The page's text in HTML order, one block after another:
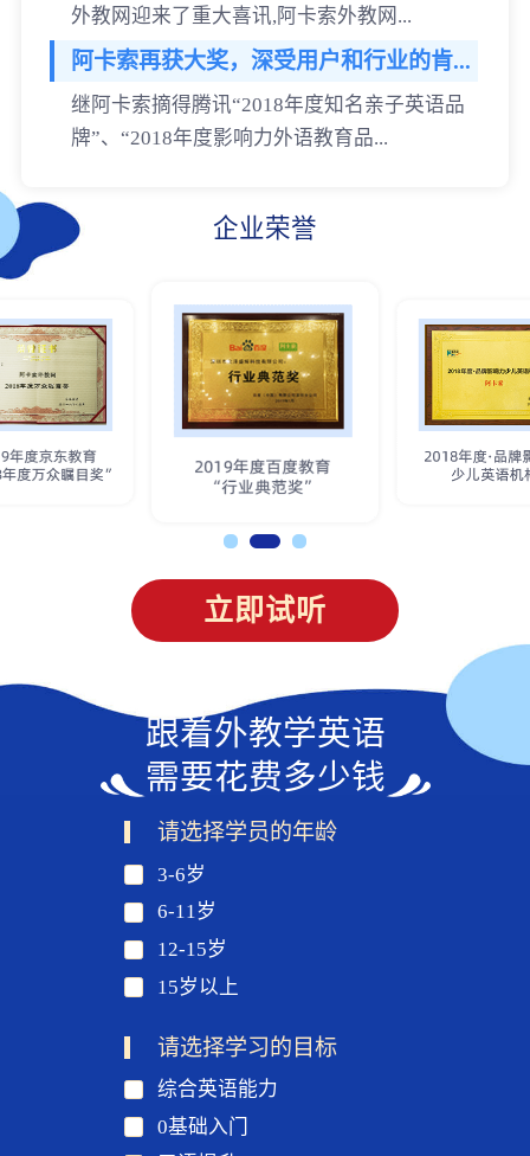
外教网迎来了重大喜讯,阿卡索外教网...
阿卡索再获大奖，深受用户和行业的肯...
继阿卡索摘得腾讯“2018年度知名亲子英语品
牌”、“2018年度影响力外语教育品...
企业荣誉
立即试听
跟着外教学英语
需要花费多少钱
请选择学员的年龄
3-6岁
6-11岁
12-15岁
15岁以上
请选择学习的目标
综合英语能力
0基础入门